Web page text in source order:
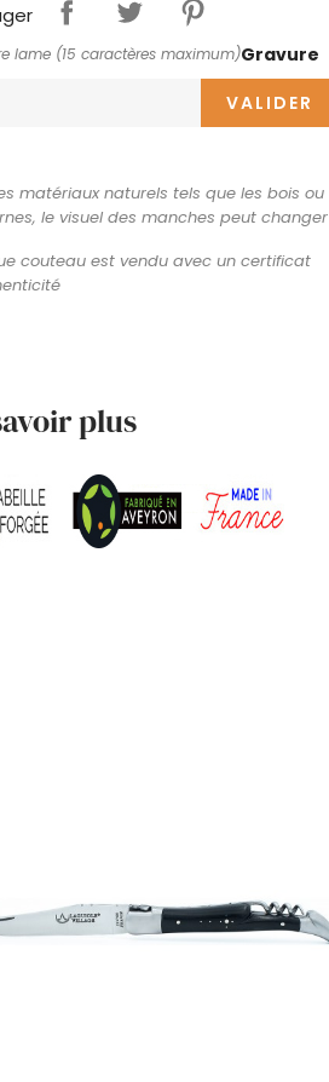
Gravure
lame (15 caractères maximum)
VALIDER
matériaux naturels tels que les bois ou
le visuel des manches peut changer
couteau est vendu avec un certificat
plus